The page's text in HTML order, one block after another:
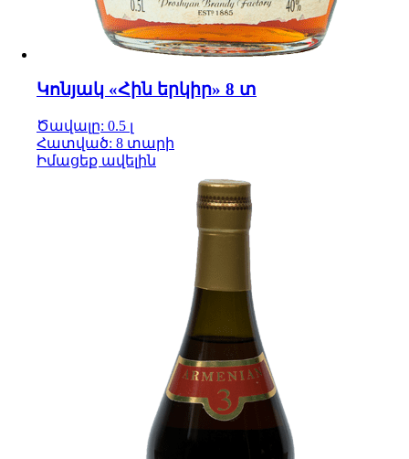
Կոնյակ «Հին երկիր» 8 տ
Ծավալը: 0.5 լ
Հատված: 8 տարի
Իմացեք ավելին